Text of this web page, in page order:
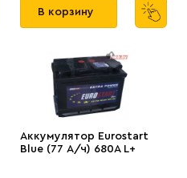
В корзину
Аккумулятор Eurostart
Blue (77 А/ч) 680А L+